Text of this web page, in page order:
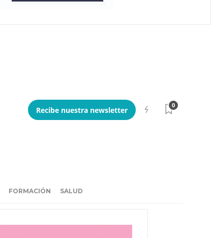
Recibe nuestra newsletter
0
FORMACIÓN SALUD